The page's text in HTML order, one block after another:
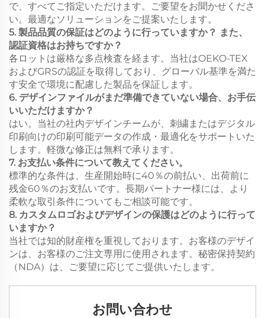
で、すべてご指定いただけます。ご要望をお聞かせくださ
い。最適なソリューションをご提案いたします。
5. 製品品質の保証はどのように行っていますか？ また、
認証資格はお持ちですか？
各ロットは厳格な多点検査を経ます。当社はOEKO-TEX
およびGRSの認証を取得しており、グローバル基準を満た
す安全で環境に配慮した製品を保証します。
6. デザインファイルがまだ準備できていない場合、お手伝
いいただけますか？
はい。当社の社内デザインチームが、刺繍またはデジタル
印刷向けの印刷可能データの作成・最適化をサポートいた
します。軽微な修正は無料で承ります。
7. お支払い条件について教えてください。
標準的な条件は、生産開始時に40％の前払い、出荷前に
残金60％のお支払いです。長期パートナー様には、より
柔軟な取引条件についてもご相談可能です。
8. カスタムロゴおよびデザインの保護はどのように行って
いますか？
当社では知的財産権を重視しております。お客様のデザイ
ンは、お客様のご注文専用に使用されます。秘密保持契約
（NDA）は、ご要望に応じてご提供いたします。
お問い合わせ